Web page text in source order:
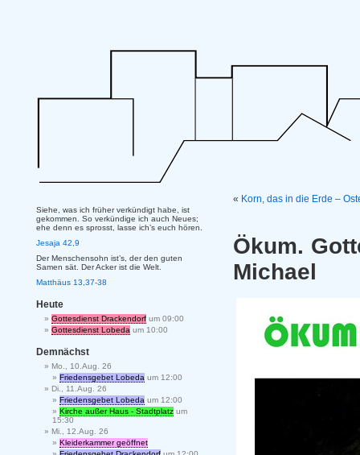
« Korn, das in die Erde –
Ökum.
Michael
Siehe, was ich früher verkündigt habe, ist
gekommen. So verkündige ich auch Neues;
ehe denn es sprosst, lasse ich’s euch hören.
Jesaja 42,9
Der Menschensohn ist’s, der den guten
Samen sät. Der Acker ist die Welt.
Matthäus 13,37-38
Heute
Gottesdienst Drackendorf um 09:00
Gottesdienst Lobeda um 10:00
Demnächst
Mo., 10.Aug. 26
Friedensgebet Lobeda um 12:00
Di., 11.Aug. 26
Friedensgebet Lobeda um 12:00
Kirche außer Haus - Stadtplatz um
15:30
Mi., 12.Aug. 26
Kleiderkammer geöffnet